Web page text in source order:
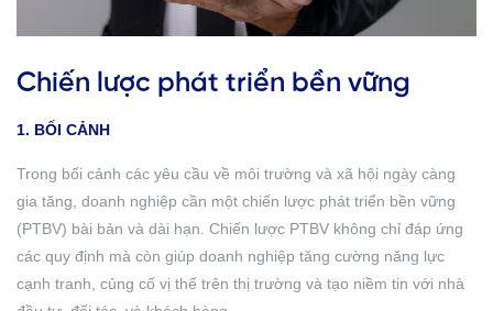
Chiến lược phát triển bền vững
1. BỐI CẢNH
Trong bối cảnh các yêu cầu về môi trường và xã hội ngày càng
gia tăng, doanh nghiệp cần một chiến lược phát triển bền vững
(PTBV) bài bản và dài hạn. Chiến lược PTBV không chỉ đáp ứng
các quy định mà còn giúp doanh nghiệp tăng cường năng lực
cạnh tranh, củng cố vị thế trên thị trường và tạo niềm tin với nhà